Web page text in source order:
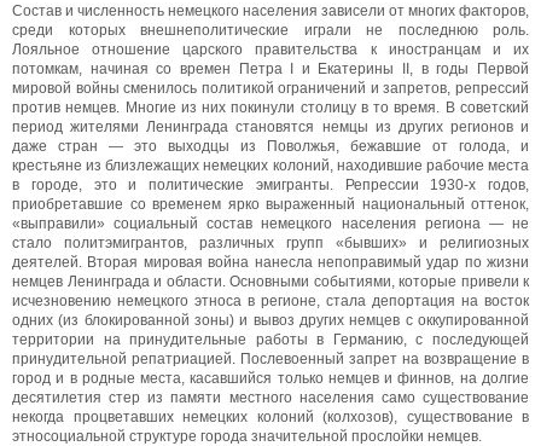
Состав и численность немецкого населения зависели от многих факторов,
среди которых внешнеполитические играли не последнюю роль.
Лояльное отношение царского правительства к иностранцам и их
потомкам, начиная со времен Петра I и Екатерины II, в годы Первой
мировой войны сменилось политикой ограничений и запретов, репрессий
против немцев. Многие из них покинули столицу в то время. В советский
период жителями Ленинграда становятся немцы из других регионов и
даже стран — это выходцы из Поволжья, бежавшие от голода, и
крестьяне из близлежащих немецких колоний, находившие рабочие места
в городе, это и политические эмигранты. Репрессии 1930-х годов,
приобретавшие со временем ярко выраженный национальный оттенок,
«выправили» социальный состав немецкого населения региона — не
стало политэмигрантов, различных групп «бывших» и религиозных
деятелей. Вторая мировая война нанесла непоправимый удар по жизни
немцев Ленинграда и области. Основными событиями, которые привели к
исчезновению немецкого этноса в регионе, стала депортация на восток
одних (из блокированной зоны) и вывоз других немцев с оккупированной
территории на принудительные работы в Германию, с последующей
принудительной репатриацией. Послевоенный запрет на возвращение в
город и в родные места, касавшийся только немцев и финнов, на долгие
десятилетия стер из памяти местного населения само существование
некогда процветавших немецких колоний (колхозов), существование в
этносоциальной структуре города значительной прослойки немцев.